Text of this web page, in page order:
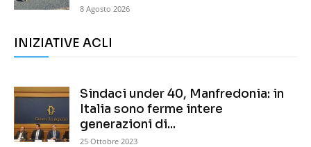
8 Agosto 2026
INIZIATIVE ACLI
Sindaci under 40, Manfredonia: in
Italia sono ferme intere
generazioni di...
25 Ottobre 2023